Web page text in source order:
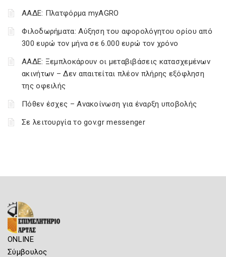
ΑΑΔΕ: Πλατφόρμα myAGRO
Φιλοδωρήματα: Αύξηση του αφορολόγητου ορίου από
300 ευρώ τον μήνα σε 6.000 ευρώ τον χρόνο
ΑΑΔΕ: Ξεμπλοκάρουν οι μεταβιβάσεις κατασχεμένων
ακινήτων – Δεν απαιτείται πλέον πλήρης εξόφληση
της οφειλής
Πόθεν έσχες – Ανακοίνωση για έναρξη υποβολής
Σε λειτουργία το gov.gr messenger
ONLINE
Σύμβουλος